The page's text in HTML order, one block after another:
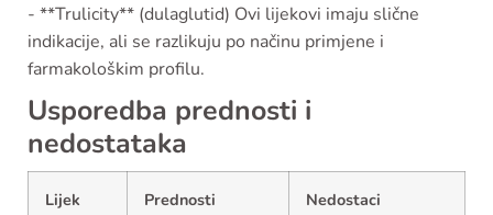
- **Trulicity** (dulaglutid) Ovi lijekovi imaju slične
indikacije, ali se razlikuju po načinu primjene i
farmakološkim profilu.
Usporedba prednosti i
nedostataka
Lijek Prednosti Nedostaci